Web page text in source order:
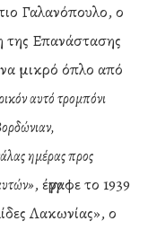
Γαλανόπουλο, ο
της Επανάστασης
μικρό όπλο από
αυτό τρομπόνι
ημέρας προς
, έγγραφε το 1939
Λακωνίας», ο